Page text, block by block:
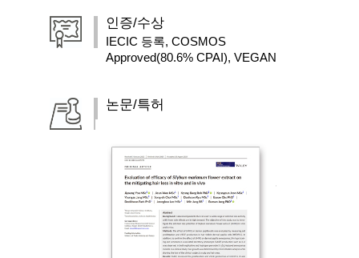
인증/수상
IECIC 등록, COSMOS
Approved(80.6% CPAI), VEGAN
논문/특허